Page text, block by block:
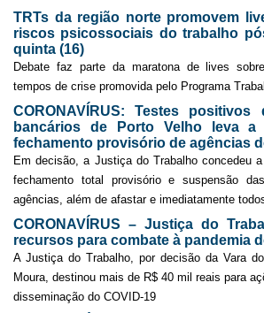
TRTs da região norte promovem
riscos psicossociais do trabalho
quinta (16)
Debate faz parte da maratona de lives
tempos de crise promovida pelo Programa
CORONAVÍRUS: Testes positivos
bancários de Porto Velho leva
fechamento provisório de agências
Em decisão, a Justiça do Trabalho concedeu
fechamento total provisório e suspensão
agências, além de afastar e imediatamente
CORONAVÍRUS – Justiça do
recursos para combate à pandemia
A Justiça do Trabalho, por decisão da Vara
Moura, destinou mais de R$ 40 mil reais para
disseminação do COVID-19